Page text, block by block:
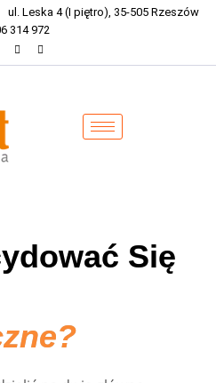
ul. Leska 4 (I piętro), 35-505 Rzeszów
314 972
Się